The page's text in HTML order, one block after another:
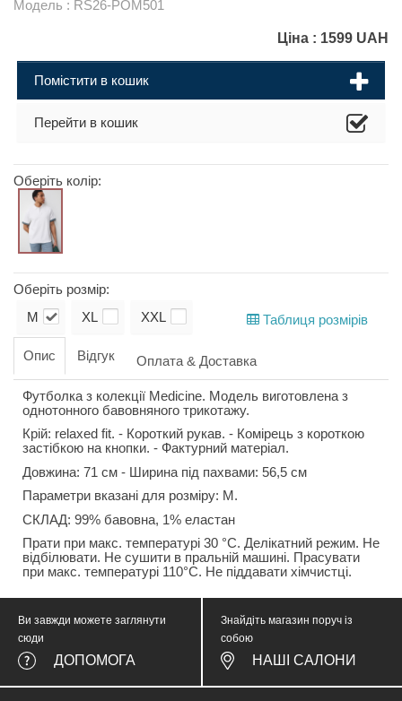
Модель : RS26-POM501
Ціна : 1599 UAH
Помістити в кошик
Перейти в кошик
Оберіть колір:
Оберіть розмір:
M XL XXL Таблиця розмірів
Опис Відгук Оплата & Доставка
Футболка з колекції Medicine. Модель виготовлена з
однотонного бавовняного трикотажу.
Крій: relaxed fit. - Короткий рукав. - Комірець з короткою
застібкою на кнопки. - Фактурний матеріал.
Довжина: 71 см - Ширина під пахвами: 56,5 см
Параметри вказані для розміру: М.
СКЛАД: 99% бавовна, 1% еластан
Прати при макс. температурі 30 °C. Делікатний режим. Не
відбілювати. Не сушити в пральній машині. Прасувати
при макс. температурі 110°C. Не піддавати хімчистці.
Ви завжди можете заглянути
сюди
ДОПОМОГА
Знайдіть магазин поруч із
собою
НАШІ САЛОНИ